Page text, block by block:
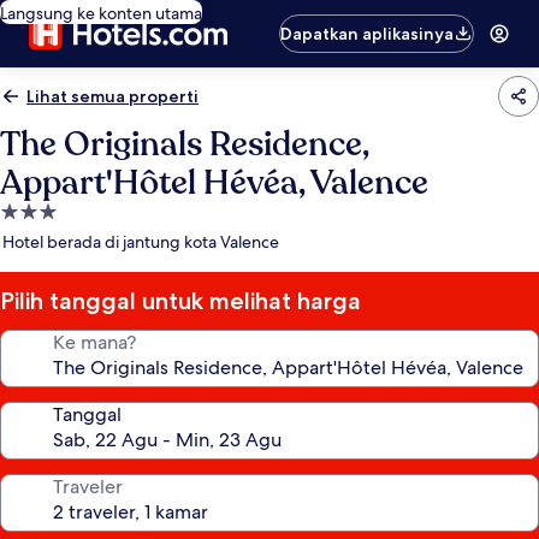
Langsung ke konten utama
Dapatkan aplikasinya
Lihat semua properti
The Originals Residence,
Appart'Hôtel Hévéa, Valence
Properti
bintang
Hotel berada di jantung kota Valence
Pilih tanggal untuk melihat harga
Ke mana?
Tanggal
Traveler